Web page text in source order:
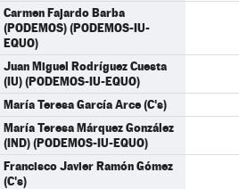
Carmen Fajardo Barba
(PODEMOS) (PODEMOS-IU-
EQUO)
Juan Miguel Rodríguez Cuesta
(IU) (PODEMOS-IU-EQUO)
María Teresa García Arce (C's)
María Teresa Márquez González
(IND) (PODEMOS-IU-EQUO)
Francisco Javier Ramón Gómez
(C's)